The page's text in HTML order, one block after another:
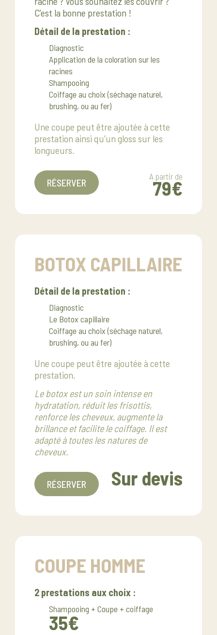
C’est la bonne prestation !
Détail de la prestation :
Diagnostic
Application de la coloration sur les
racines
Shampooing
Coiffage au choix (séchage naturel,
brushing, ou au fer)
Une coupe peut être ajoutée à cette
prestation ainsi qu’un gloss sur les
longueurs.
A partir de
79€
RÉSERVER
BOTOX CAPILLAIRE
Détail de la prestation :
Diagnostic
Le Botox capillaire
Coiffage au choix (séchage naturel,
brushing, ou au fer)
Une coupe peut être ajoutée à cette
prestation.
Le botox est un soin intense en
hydratation, réduit les frisottis,
renforce les cheveux, augmente la
brillance et facilite le coiffage. Il est
adapté à toutes les natures de
cheveux.
Sur devis
RÉSERVER
COUPE HOMME
2 prestations aux choix :
Shampooing + Coupe + coiffage
35€